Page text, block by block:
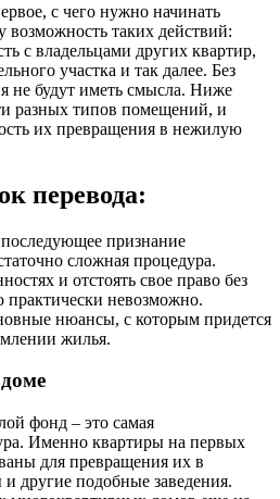
с чего нужно начинать
возможность таких действий:
с владельцами других квартир,
участка и так далее. Без
не будут иметь смысла. Ниже
разных типов помещений, и
их превращения в нежилую
перевода:
признание
сложная процедура.
и отстоять свое право без
практически невозможно.
нюансы, с которым придется
жилья.
фонд – это самая
Именно квартиры на первых
для превращения их в
другие подобные заведения.